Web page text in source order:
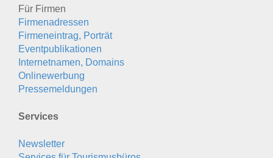
Für Firmen
Firmenadressen
Firmeneintrag, Porträt
Eventpublikationen
Internetnamen, Domains
Onlinewerbung
Pressemeldungen
Services
Newsletter